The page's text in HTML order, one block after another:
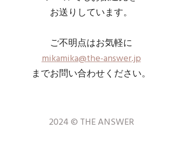
お送りしています。
ご不明点はお気軽に
mikamika@the-answer.jp
までお問い合わせください。
2024 © THE ANSWER